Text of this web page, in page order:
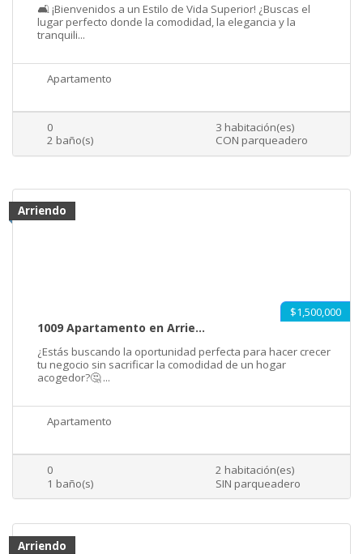
🛋️ ¡Bienvenidos a un Estilo de Vida Superior! ¿Buscas el
lugar perfecto donde la comodidad, la elegancia y la
tranquili...
Apartamento
0
3 habitación(es)
2 baño(s)
CON parqueadero
$1,500,000
1009 Apartamento en Arrie...
¿Estás buscando la oportunidad perfecta para hacer crecer
tu negocio sin sacrificar la comodidad de un hogar
acogedor?🤔 ...
Apartamento
0
2 habitación(es)
1 baño(s)
SIN parqueadero
Arriendo
Arriendo